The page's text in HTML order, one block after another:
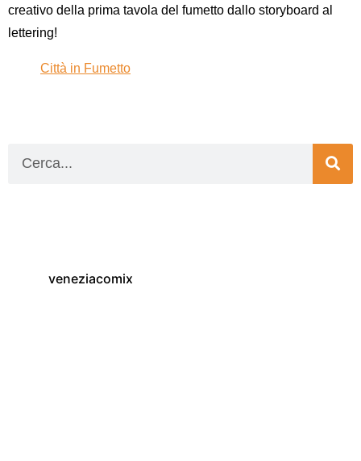
creativo della prima tavola del fumetto dallo storyboard al
lettering!
Città in Fumetto
veneziacomix